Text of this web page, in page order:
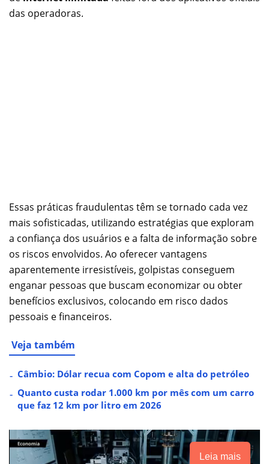
das operadoras.
Essas práticas fraudulentas têm se tornado cada vez
mais sofisticadas, utilizando estratégias que exploram
a confiança dos usuários e a falta de informação sobre
os riscos envolvidos. Ao oferecer vantagens
aparentemente irresistíveis, golpistas conseguem
enganar pessoas que buscam economizar ou obter
benefícios exclusivos, colocando em risco dados
pessoais e financeiros.
Veja também
Câmbio: Dólar recua com Copom e alta do petróleo
Quanto custa rodar 1.000 km por mês com um carro
que faz 12 km por litro em 2026
Leia mais